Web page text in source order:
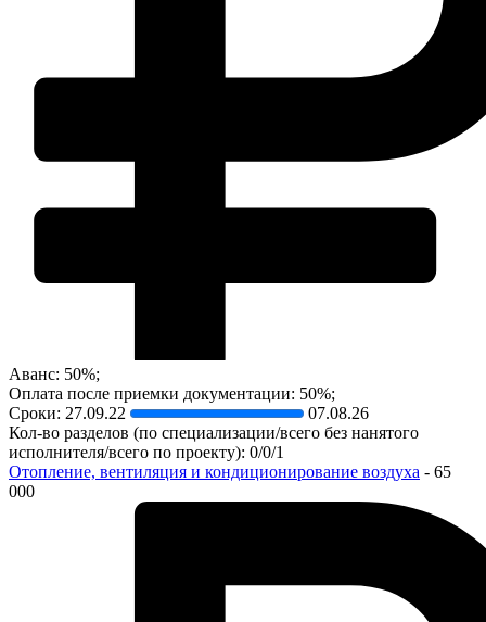
Аванс: 50%;
Оплата после приемки документации: 50%;
Сроки: 27.09.22
07.08.26
Кол-во разделов (по специализации/всего без нанятого
исполнителя/всего по проекту): 0/0/1
Отопление, вентиляция и кондиционирование воздуха - 65
000